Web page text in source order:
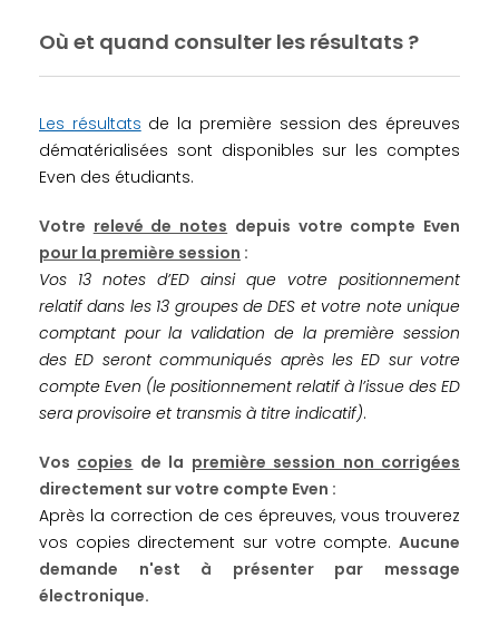
Où et quand consulter les résultats ?
Les résultats de la première session des épreuves
dématérialisées sont disponibles sur les comptes
Even des étudiants.
Votre relevé de notes depuis votre compte Even
pour la première session :
Vos 13 notes d’ED ainsi que votre positionnement
relatif dans les 13 groupes de DES et votre note unique
comptant pour la validation de la première session
des ED seront communiqués après les ED sur votre
compte Even (le positionnement relatif à l’issue des ED
sera provisoire et transmis à titre indicatif).
Vos copies de la première session non corrigées
directement sur votre compte Even :
Après la correction de ces épreuves, vous trouverez
vos copies directement sur votre compte. Aucune
demande n'est à présenter par message
électronique.